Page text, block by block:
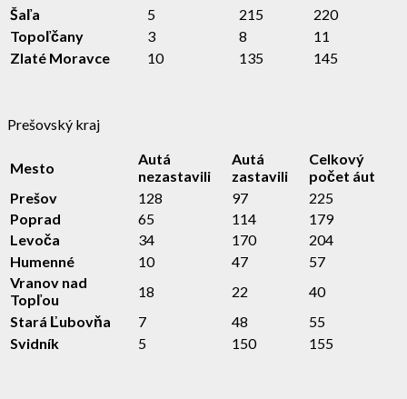
Šaľa
5 215
220
Topoľčany
3 8
11
Zlaté Moravce
10 135 145
Prešovský kraj
Mesto
Autá
nezastavili
Autá
zastavili
Celkový
počet áut
Prešov
128 97
225
Poprad
65 114
179
Levoča
34 170
204
Humenné
10 47
57
Vranov nad
Topľou
18 22
40
Stará Ľubovňa
7 48
55
Svidník
5 150 155